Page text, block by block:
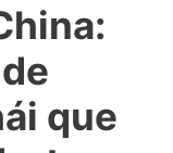
que